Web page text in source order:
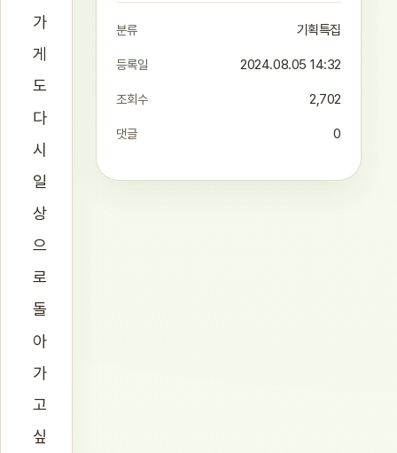
가
게
도
다
시
일
상
으
로
돌
아
가
고
싶
분류 기획특집
등록일 2024.08.05 14:32
조회수 2,702
댓글 0